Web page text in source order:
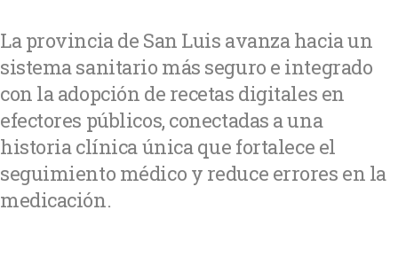
La provincia de San Luis avanza hacia un
sistema sanitario más seguro e integrado
con la adopción de recetas digitales en
efectores públicos, conectadas a una
historia clínica única que fortalece el
seguimiento médico y reduce errores en la
medicación.